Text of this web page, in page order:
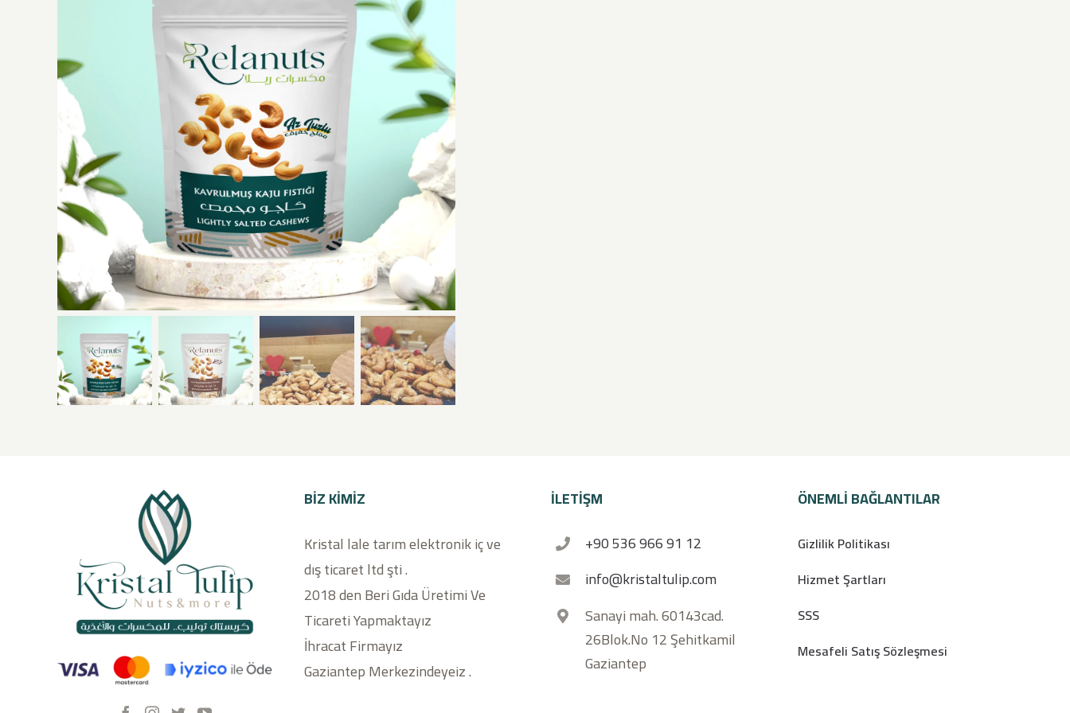
BIZ KIMIZ
Kristal lale tarım elektronik iç ve
dış ticaret ltd şti .
2018 den Beri Gıda Üretimi Ve
Ticareti Yapmaktayız
İhracat Firmayız
Gaziantep Merkezindeyeiz .
İLETİŞM
+90 536 966 91 12
info@kristaltulip.com
Sanayi mah. 60143cad.
26Blok.No 12 Şehitkamil
Gaziantep
ÖNEMLI BAĞLANTILAR
Gizlilik Politikası
Hizmet Şartları
SSS
Mesafeli Satış Sözleşmesi